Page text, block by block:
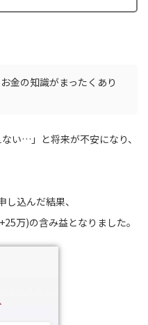
金の知識がまったくあり
い…」と将来が不安になり、
込んだ結果、
万)の含み益となりました。